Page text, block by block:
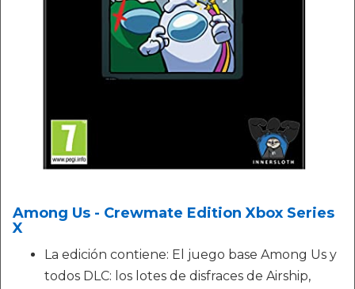
Among Us - Crewmate Edition Xbox Series
X
La edición contiene: El juego base Among Us y
todos DLC: los lotes de disfraces de Airship,